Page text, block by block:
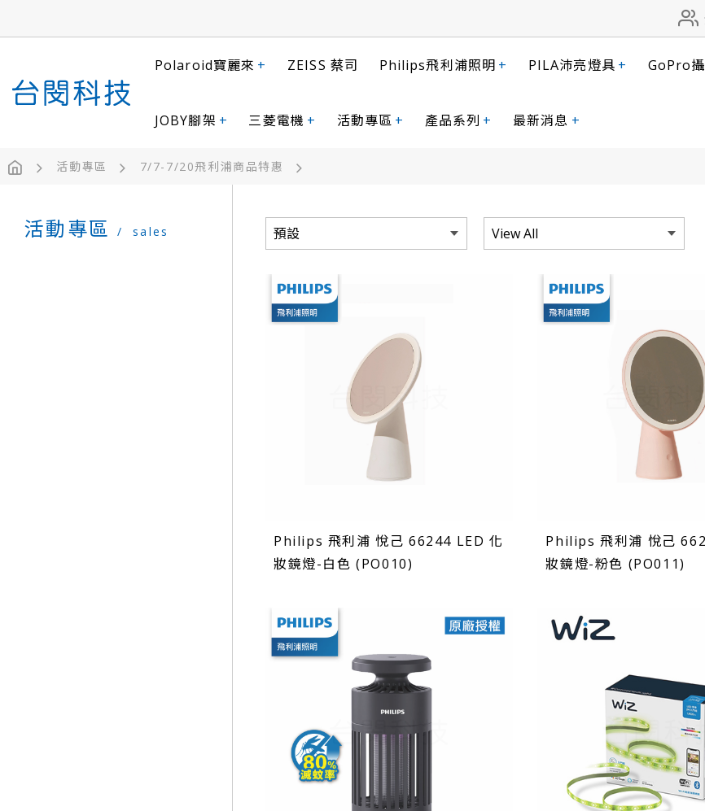
Polaroid寶麗來 + ZEISS 蔡司 Philips飛利浦照明 + PILA沛亮燈具 + GoPro
JOBY腳架 + 三菱電機 + 活動專區 + 產品系列 + 最新消息 +
活動專區 7/7-7/20飛利浦商品特惠
活動專區 sales
Philips 飛利浦 悅己 66244 LED 化
妝鏡燈-白色 (PO010)
Philips 飛利浦 悅己
妝鏡燈-粉色 (PO011)